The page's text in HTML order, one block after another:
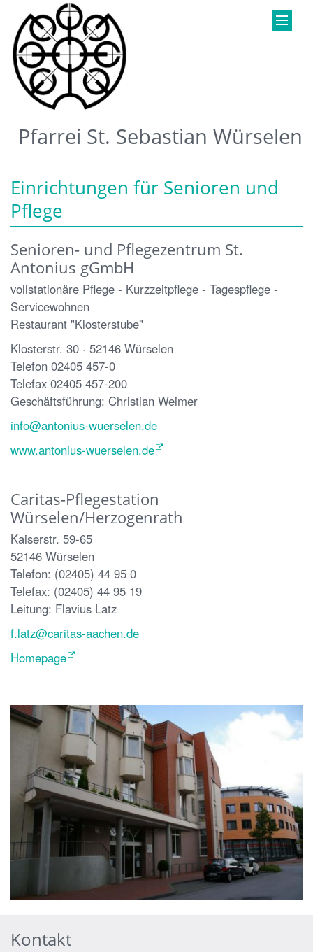
Pfarrei St. Sebastian Würselen
Einrichtungen für Senioren und
Pflege
Senioren- und Pflegezentrum St.
Antonius gGmbH
vollstationäre Pflege - Kurzzeitpflege - Tagespflege -
Servicewohnen
Restaurant "Klosterstube"
Klosterstr. 30 · 52146 Würselen
Telefon 02405 457-0
Telefax 02405 457-200
Geschäftsführung: Christian Weimer
info@antonius-wuerselen.de
www.antonius-wuerselen.de
Caritas-Pflegestation
Würselen/Herzogenrath
Kaiserstr. 59-65
52146 Würselen
Telefon: (02405) 44 95 0
Telefax: (02405) 44 95 19
Leitung: Flavius Latz
f.latz@caritas-aachen.de
Homepage
Kontakt